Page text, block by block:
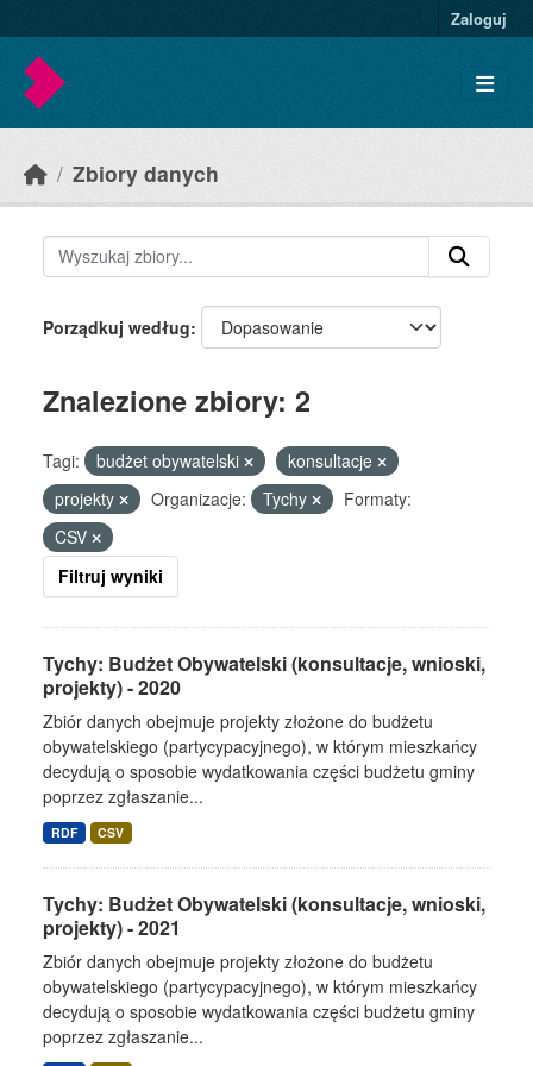
Zaloguj
Zbiory danych
Porządkuj według
Znalezione zbiory: 2
Tagi: budżet obywatelski
konsultacje
projekty
Organizacje: Tychy
Formaty:
CSV
Filtruj wyniki
Tychy: Budżet Obywatelski (konsultacje, wnioski,
projekty) - 2020
Zbiór danych obejmuje projekty złożone do budżetu
obywatelskiego (partycypacyjnego), w którym mieszkańcy
decydują o sposobie wydatkowania części budżetu gminy
poprzez zgłaszanie...
RDF CSV
Tychy: Budżet Obywatelski (konsultacje, wnioski,
projekty) - 2021
Zbiór danych obejmuje projekty złożone do budżetu
obywatelskiego (partycypacyjnego), w którym mieszkańcy
decydują o sposobie wydatkowania części budżetu gminy
poprzez zgłaszanie...